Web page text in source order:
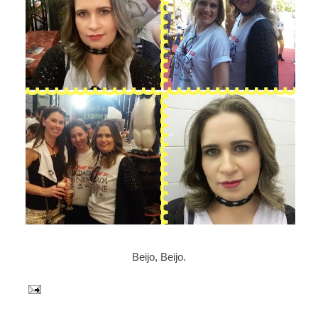
Beijo, Beijo.